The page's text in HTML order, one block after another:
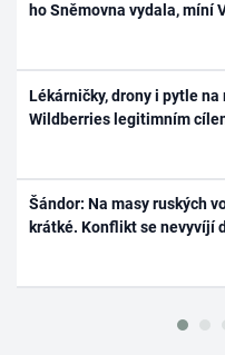
ho Sněmovna vydala, míní
Lékárničky, drony i pytle
Wildberries legitimním
Šándor: Na masy ruských
krátké. Konflikt se nevyvíjí